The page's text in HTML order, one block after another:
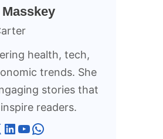
health, tech,
trends. She
stories that
readers.
LinkedIn YouTube WhatsApp